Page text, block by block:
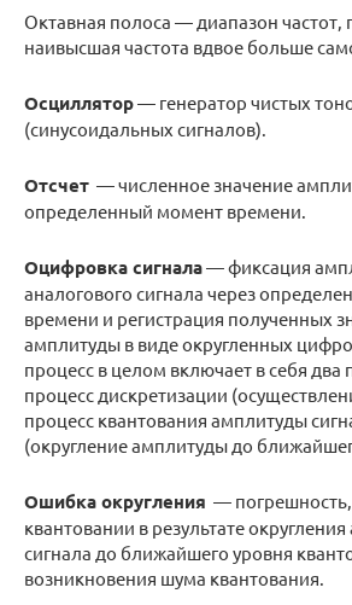
Октавная полоса — диапазон частот,
наивысшая частота вдвое больше
Осциллятор— генератор чистых
(синусоидальных сигналов).
Отсчет — численное значение
определенный момент времени.
Оцифровка сигнала— фиксация
аналогового сигнала через
времени и регистрация полученных
амплитуды в виде округленных
процесс в целом включает в себя два
процесс дискретизации
процесс квантования амплитуды
(округление амплитуды до
Ошибка округления —
квантовании в результате
сигнала до ближайшего уровня
возникновения шума квантования.